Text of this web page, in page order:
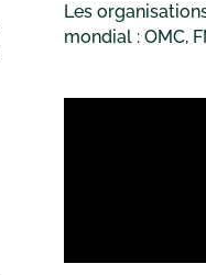
Les
mondial : OMC,